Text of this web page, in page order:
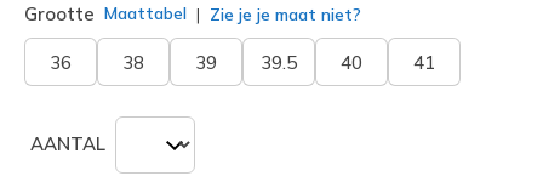
Grootte Maattabel Zie je je maat niet?
36 38 39 39.5 40 41
AANTAL